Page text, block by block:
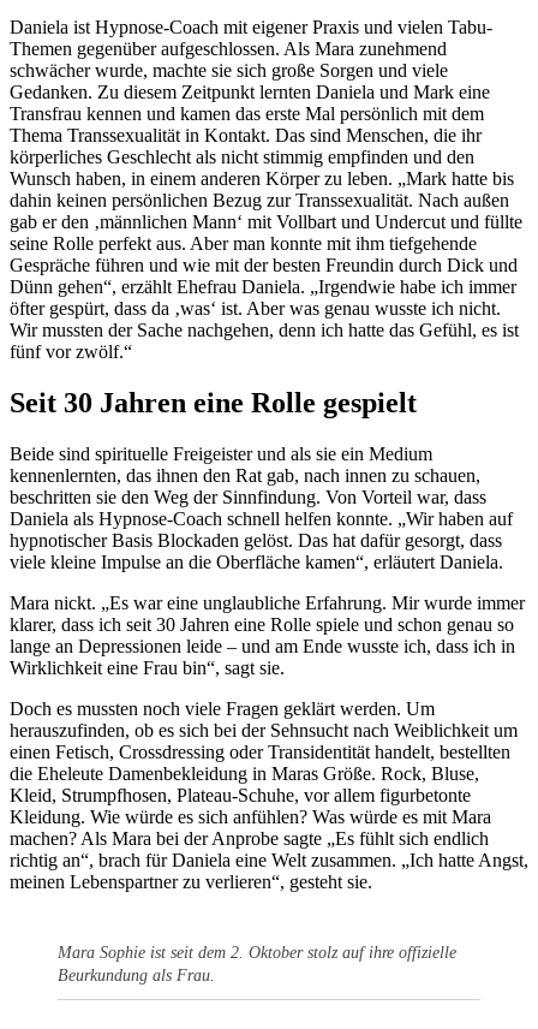
Daniela ist Hypnose-Coach mit eigener Praxis und vielen Tabu-
Themen gegenüber aufgeschlossen. Als Mara zunehmend
schwächer wurde, machte sie sich große Sorgen und viele
Gedanken. Zu diesem Zeitpunkt lernten Daniela und Mark eine
Transfrau kennen und kamen das erste Mal persönlich mit dem
Thema Transsexualität in Kontakt. Das sind Menschen, die ihr
körperliches Geschlecht als nicht stimmig empfinden und den
Wunsch haben, in einem anderen Körper zu leben. „Mark hatte bis
dahin keinen persönlichen Bezug zur Transsexualität. Nach außen
gab er den ‚männlichen Mann‘ mit Vollbart und Undercut und füllte
seine Rolle perfekt aus. Aber man konnte mit ihm tiefgehende
Gespräche führen und wie mit der besten Freundin durch Dick und
Dünn gehen“, erzählt Ehefrau Daniela. „Irgendwie habe ich immer
öfter gespürt, dass da ‚was‘ ist. Aber was genau wusste ich nicht.
Wir mussten der Sache nachgehen, denn ich hatte das Gefühl, es ist
fünf vor zwölf.“
Seit 30 Jahren eine Rolle gespielt
Beide sind spirituelle Freigeister und als sie ein Medium
kennenlernten, das ihnen den Rat gab, nach innen zu schauen,
beschritten sie den Weg der Sinnfindung. Von Vorteil war, dass
Daniela als Hypnose-Coach schnell helfen konnte. „Wir haben auf
hypnotischer Basis Blockaden gelöst. Das hat dafür gesorgt, dass
viele kleine Impulse an die Oberfläche kamen“, erläutert Daniela.
Mara nickt. „Es war eine unglaubliche Erfahrung. Mir wurde immer
klarer, dass ich seit 30 Jahren eine Rolle spiele und schon genau so
lange an Depressionen leide – und am Ende wusste ich, dass ich in
Wirklichkeit eine Frau bin“, sagt sie.
Doch es mussten noch viele Fragen geklärt werden. Um
herauszufinden, ob es sich bei der Sehnsucht nach Weiblichkeit um
einen Fetisch, Crossdressing oder Transidentität handelt, bestellten
die Eheleute Damenbekleidung in Maras Größe. Rock, Bluse,
Kleid, Strumpfhosen, Plateau-Schuhe, vor allem figurbetonte
Kleidung. Wie würde es sich anfühlen? Was würde es mit Mara
machen? Als Mara bei der Anprobe sagte „Es fühlt sich endlich
richtig an“, brach für Daniela eine Welt zusammen. „Ich hatte Angst,
meinen Lebenspartner zu verlieren“, gesteht sie.
Mara Sophie ist seit dem 2. Oktober stolz auf ihre offizielle
Beurkundung als Frau.